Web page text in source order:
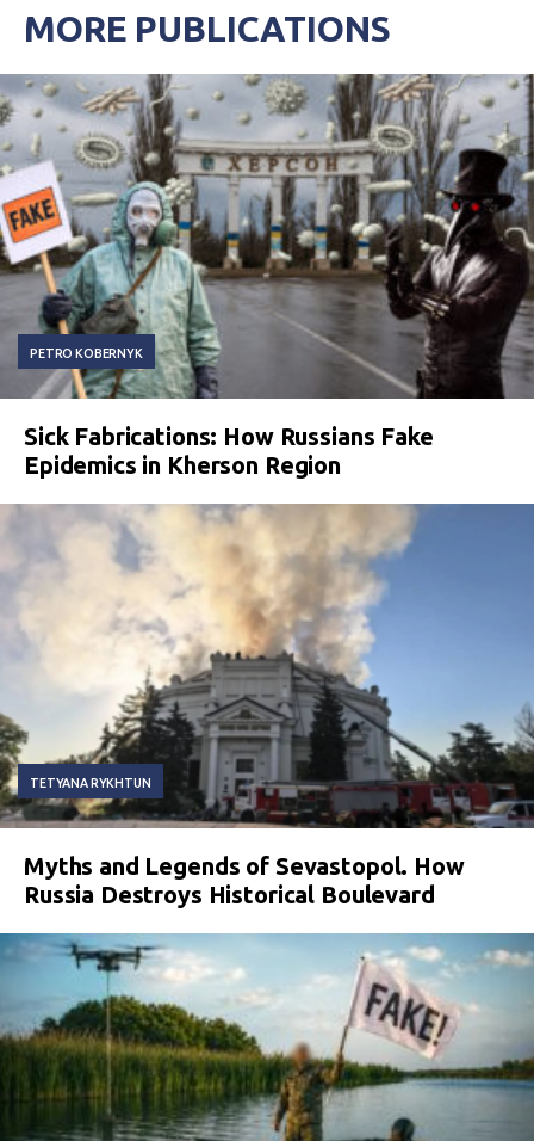
MORE PUBLICATIONS
PETRO KOBERNYK
Sick Fabrications: How Russians Fake
Epidemics in Kherson Region
TETYANA RYKHTUN
Myths and Legends of Sevastopol. How
Russia Destroys Historical Boulevard